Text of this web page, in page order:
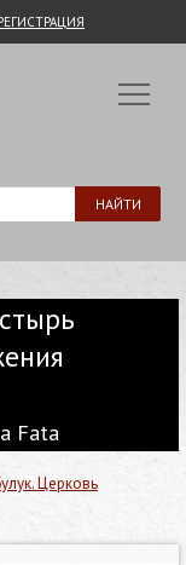
Fata
Церковь